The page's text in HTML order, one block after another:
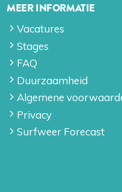
MEER INFORMATIE
Vacatures
Stages
FAQ
Duurzaamheid
Algemene
Privacy
Surfweer Forecast